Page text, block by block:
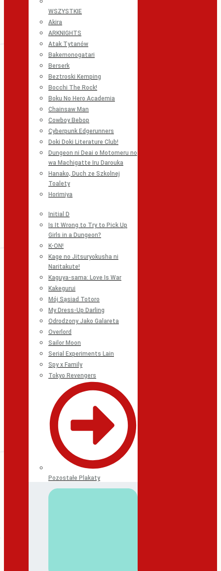
WSZYSTKIE
Akira
ARKNIGHTS
Atak Tytanów
Bakemonogatari
Berserk
Beztroski Kemping
Bocchi The Rock!
Boku No Hero Academia
Chainsaw Man
Cowboy Bebop
Cyberpunk Edgerunners
Doki Doki Literature Club!
Dungeon ni Deai o Motomeru no
wa Machigatte Iru Darouka
Hanako, Duch ze Szkolnej
Toalety
Horimiya
Initial D
Is It Wrong to Try to Pick Up
Girls in a Dungeon?
K-ON!
Kage no Jitsuryokusha ni
Naritakute!
Kaguya-sama: Love Is War
Kakegurui
Mój Sąsiad Totoro
My Dress-Up Darling
Odrodzony Jako Galareta
Overlord
Sailor Moon
Serial Experiments Lain
Spy x Family
Tokyo Revengers
Pozostałe Plakaty